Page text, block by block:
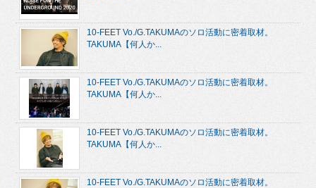
10-FEET Vo./G.TAKUMAのソロ活動に密着取材。
TAKUMA【何人か...
10-FEET Vo./G.TAKUMAのソロ活動に密着取材。
TAKUMA【何人か...
10-FEET Vo./G.TAKUMAのソロ活動に密着取材。
TAKUMA【何人か...
10-FEET Vo./G.TAKUMAのソロ活動に密着取材。